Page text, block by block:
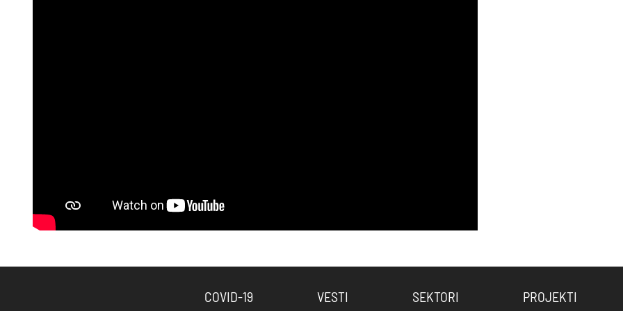
COVID-19 VESTI SEKTORI PROJEKTI